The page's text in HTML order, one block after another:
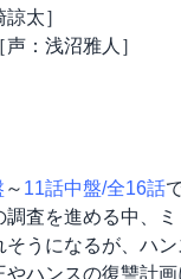
太］
：浅沼雅人］
～ 11話中盤/全16話
査を進める中、
うになるが、ハ
ハンスの復讐計